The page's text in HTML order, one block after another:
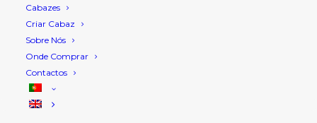
Cabazes
Criar Cabaz
Sobre Nós
Onde Comprar
Contactos